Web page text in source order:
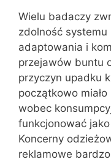
Wielu badaczy
zdolność
adaptowania i
przejawów buntu
przyczyn upadku
początkowo
wobec
funkcjonować
Koncerny
reklamowe